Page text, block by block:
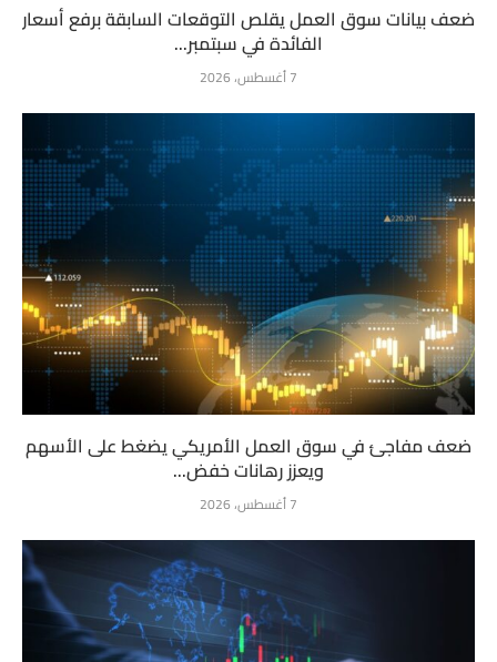
ضعف بيانات سوق العمل يقلص التوقعات السابقة برفع أسعار
الفائدة في سبتمبر...
7 أغسطس، 2026
ضعف مفاجئ في سوق العمل الأمريكي يضغط على الأسهم
ويعزز رهانات خفض...
7 أغسطس، 2026